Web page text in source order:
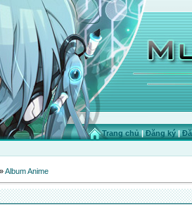
Trang chủ|Đăng ký|
»Album Anime